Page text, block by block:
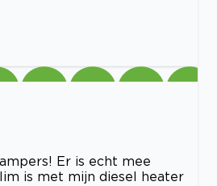
Er is echt mee
is met mijn diesel heater